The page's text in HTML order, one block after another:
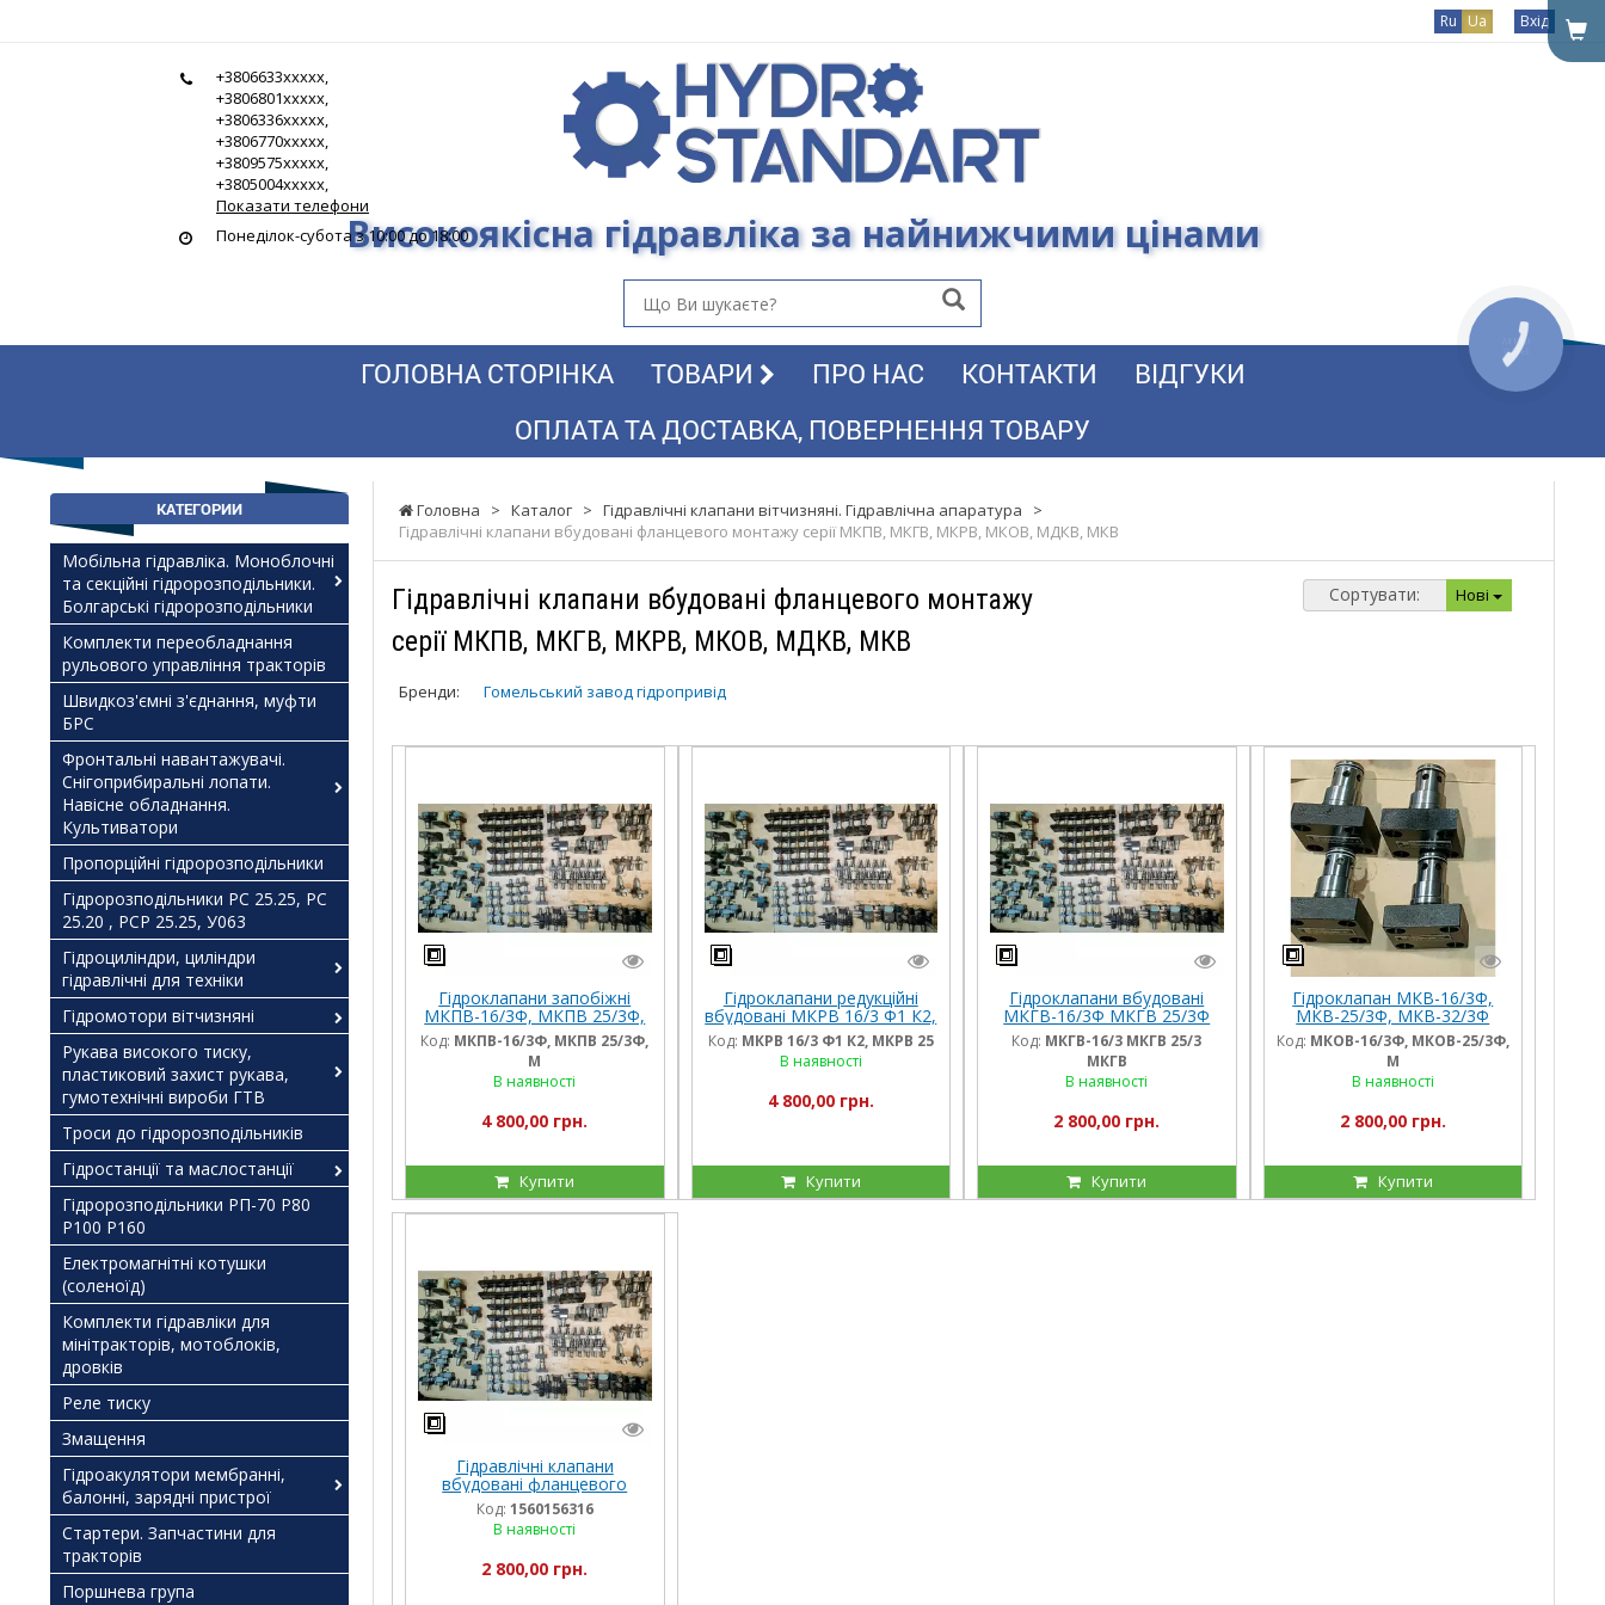
Ru Ua Вхід
Гідростандарт
+3806633xxxxx,
+3806801xxxxx,
+3806336xxxxx,
+3806770xxxxx,
+3809575xxxxx,
+3805004xxxxx,
Показати телефони
Понеділок-субота з 10:00 до 18:00Високоякісна гідравліка за найнижчими цінами
ГОЛОВНА СТОРІНКА ТОВАРИ ПРО НАС КОНТАКТИ
ВІДГУКИ
ОПЛАТА ТА ДОСТАВКА, ПОВЕРНЕННЯ ТОВАРУ
Головна > Каталог > Гідравлічні клапани вітчизняні. Гідравлічна апаратура
>
Гідравлічні клапани вбудовані фланцевого монтажу серії МКПВ, МКГВ, МКРВ, МКОВ, МДКВ, МКВ
Гідравлічні клапани вбудовані фланцевого монтажу
серії МКПВ, МКГВ, МКРВ, МКОВ, МДКВ, МКВ
Сортувати: Нові
Бренди: Гомельський завод гідропривід
Гідроклапани запобіжні
МКПВ-16/3Ф, МКПВ 25/3Ф,
МКПВ 25/3Ф фланцевого
монтажу
Код: МКПВ-16/3Ф, МКПВ 25/3Ф,
М
В наявності
4 800,00 грн.
Купити
Гідроклапани редукційні
вбудовані МКРВ 16/3 Ф1 К2,
МКРВ 25/3 Ф1 К2
Код: МКРВ 16/3 Ф1 К2, МКРВ 25
В наявності
4 800,00 грн.
Купити
Гідроклапани вбудовані
МКГВ-16/3Ф МКГВ 25/3Ф
МКГВ 32/3Ф
Код: МКГВ-16/3 МКГВ 25/3
МКГВ
В наявності
2 800,00 грн.
Купити
Гідроклапан МКВ-16/3Ф,
МКВ-25/3Ф, МКВ-32/3Ф
Код: МКОВ-16/3Ф, МКОВ-25/3Ф,
М
В наявності
2 800,00 грн.
Купити
Гідравлічні клапани
вбудовані фланцевого
монтажу серії МКПВ, МКГВ,
МКРВ, МКВ, МДКВ, МКВ
16/25/32
Код: 1560156316
В наявності
2 800,00 грн.
КАТЕГОРИИ
Мобільна гідравліка. Моноблочні
та секційні гідророзподільники.
Болгарські гідророзподільники
Комплекти переобладнання
рульового управління тракторів
Швидкоз'ємні з'єднання, муфти
БРС
Фронтальні навантажувачі.
Снігоприбиральні лопати.
Навісне обладнання.
Культиватори
Пропорційні гідророзподільники
Гідророзподільники РС 25.25, РС
25.20 , РСР 25.25, У063
Гідроциліндри, циліндри
гідравлічні для техніки
Гідромотори вітчизняні
Рукава високого тиску,
пластиковий захист рукава,
гумотехнічні вироби ГТВ
Троси до гідророзподільників
Гідростанції та маслостанції
Гідророзподільники РП-70 Р80
Р100 Р160
Електромагнітні котушки
(соленоїд)
Комплекти гідравліки для
мінітракторів, мотоблоків,
дровків
Реле тиску
Змащення
Гідроакулятори мембранні,
балонні, зарядні пристрої
Стартери. Запчастини для
тракторів
Поршнева група